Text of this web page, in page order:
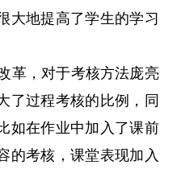
大地提高了学生的学习
革，对于考核方法庞亮
了过程考核的比例，同
如在作业中加入了课前
的考核，课堂表现加入